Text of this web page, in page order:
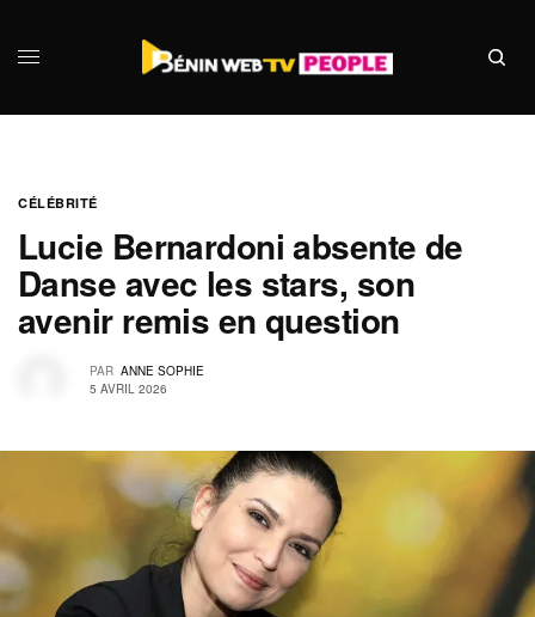
CÉLÉBRITÉ
Lucie Bernardoni absente de
Danse avec les stars, son
avenir remis en question
PAR ANNE SOPHIE
5 AVRIL 2026